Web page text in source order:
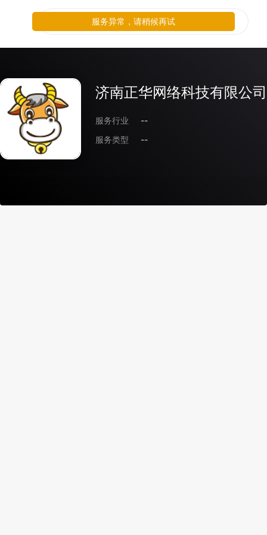
济南正华网络科技有限公司
服务行业
--
服务类型
--
服务异常，请稍候再试